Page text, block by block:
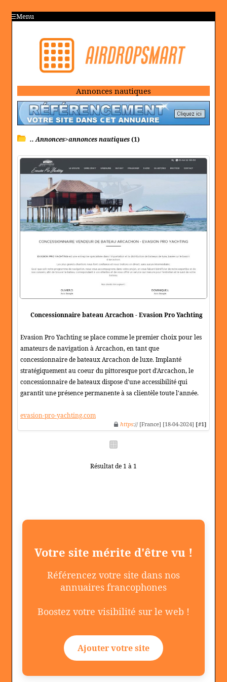
Menu
Annonces nautiques
.. Annonces>annonces nautiques(1)
Concessionnaire bateau Arcachon - Evasion Pro Yachting
Evasion Pro Yachting se place comme le premier choix pour les
amateurs de navigation à Arcachon, en tant que
concessionnaire de bateaux Arcachon de luxe. Implanté
stratégiquement au coeur du pittoresque port d'Arcachon, le
concessionnaire de bateaux dispose d'une accessibilité qui
garantit une présence permanente à sa clientèle toute l'année.
evasion-pro-yachting.com
https:// [France] [18-04-2024] [#1]
Résultat de 1 à 1
Votre site mérite d'être vu !
Référencez votre site dans nos
annuaires francophones
Boostez votre visibilité sur le web !
Ajouter votre site